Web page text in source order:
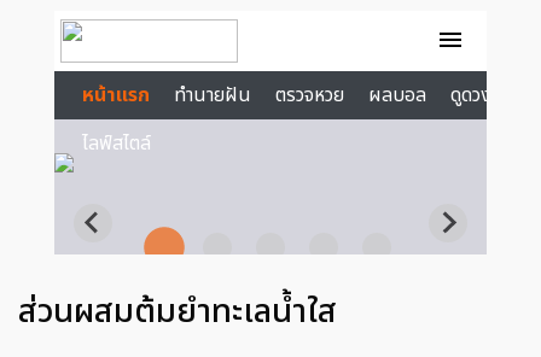
ส่วนผสมต้มยำทะเลน้ำใส